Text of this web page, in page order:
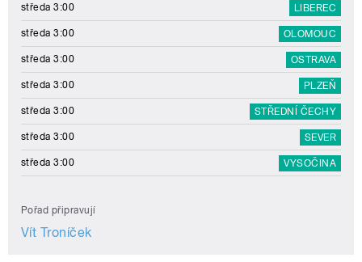
středa 3:00 LIBEREC
středa 3:00 OLOMOUC
středa 3:00 OSTRAVA
středa 3:00 PLZEŇ
středa 3:00 STŘEDNÍ ČECHY
středa 3:00 SEVER
středa 3:00 VYSOČINA
Pořad připravují
Vít Troníček